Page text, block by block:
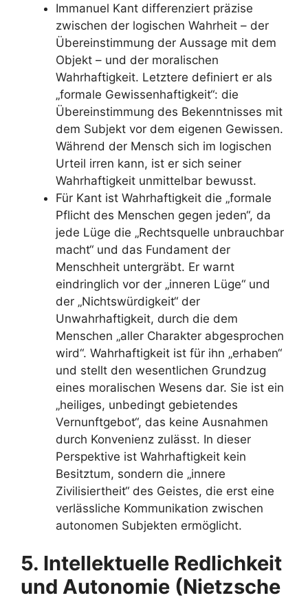
Immanuel Kant differenziert präzise
zwischen der logischen Wahrheit – der
Übereinstimmung der Aussage mit dem
Objekt – und der moralischen
Wahrhaftigkeit. Letztere definiert er als
„formale Gewissenhaftigkeit“: die
Übereinstimmung des Bekenntnisses mit
dem Subjekt vor dem eigenen Gewissen.
Während der Mensch sich im logischen
Urteil irren kann, ist er sich seiner
Wahrhaftigkeit unmittelbar bewusst.
Für Kant ist Wahrhaftigkeit die „formale
Pflicht des Menschen gegen jeden“, da
jede Lüge die „Rechtsquelle unbrauchbar
macht“ und das Fundament der
Menschheit untergräbt. Er warnt
eindringlich vor der „inneren Lüge“ und
der „Nichtswürdigkeit“ der
Unwahrhaftigkeit, durch die dem
Menschen „aller Charakter abgesprochen
wird“. Wahrhaftigkeit ist für ihn „erhaben“
und stellt den wesentlichen Grundzug
eines moralischen Wesens dar. Sie ist ein
„heiliges, unbedingt gebietendes
Vernunftgebot“, das keine Ausnahmen
durch Konvenienz zulässt. In dieser
Perspektive ist Wahrhaftigkeit kein
Besitztum, sondern die „innere
Zivilisiertheit“ des Geistes, die erst eine
verlässliche Kommunikation zwischen
autonomen Subjekten ermöglicht.
5. Intellektuelle Redlichkeit
und Autonomie (Nietzsche